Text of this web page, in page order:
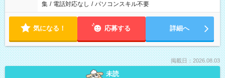
集 / 電話対応なし / パソコンスキル不要
気になる！ 応募する 詳細へ
掲載日：2026.08.03
未読